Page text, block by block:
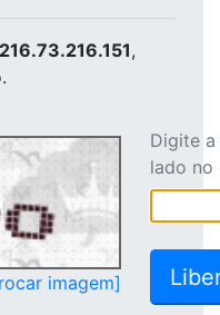
216.73.216.151,
imagem]
Digite
lado no